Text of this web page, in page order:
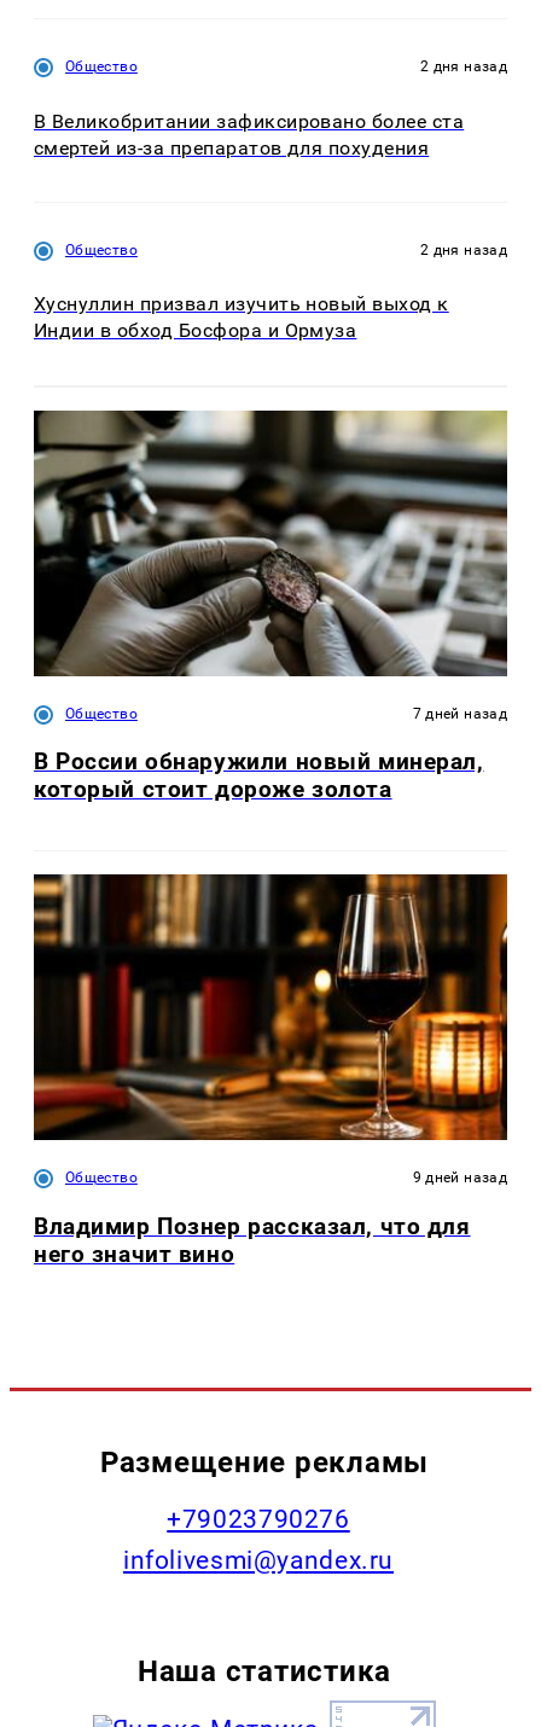
Общество 2 дня назад
В Великобритании зафиксировано более ста
смертей из-за препаратов для похудения
Общество 2 дня назад
Хуснуллин призвал изучить новый выход к
Индии в обход Босфора и Ормуза
Общество 7 дней назад
В России обнаружили новый минерал,
который стоит дороже золота
Общество 9 дней назад
Владимир Познер рассказал, что для
него значит вино
Размещение рекламы
+79023790276
infolivesmi@yandex.ru
Наша статистика